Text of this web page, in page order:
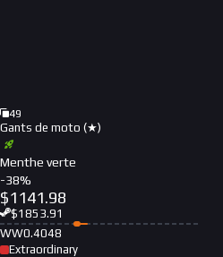
49
Gants de moto (★)
Menthe verte
-38%
$1141.98
$1853.91
WW0.4048
Extraordinary